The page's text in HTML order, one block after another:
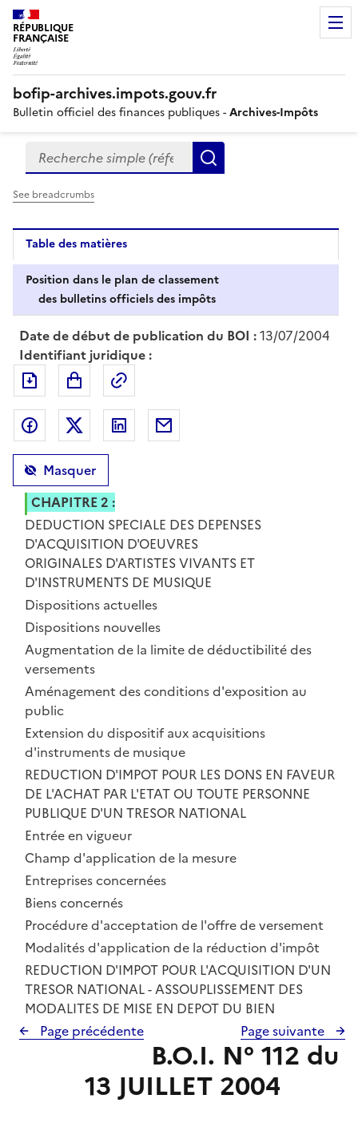
RÉPUBLIQUE
FRANÇAISE
bofip-archives.impots.gouv.fr
Bulletin officiel des finances publiques -Archives-Impôts
Formulaire
de
recherche
Recherche simple (références, mots clés, partie du
See breadcrumbs
Table des matières
Position dans le plan de classement
des bulletins officiels des impôts
Date de début de publication du BOI :13/07/2004
Identifiant juridique :
Exporter le document au format pdf
Partager sur Facebook
Partager sur Twitter
Partager sur LinkedIn
Masquer
CHAPITRE 2 :
DEDUCTION SPECIALE DES DEPENSES
D'ACQUISITION D'OEUVRES
ORIGINALES D'ARTISTES VIVANTS ET
D'INSTRUMENTS DE MUSIQUE
Section 1 :
Dispositions actuelles
Section 2 :
Dispositions nouvelles
Sous-section 1 :
Augmentation de la limite de déductibilité des
versements
Sous-section 2 :
Aménagement des conditions d'exposition au
public
Sous-section 3 :
Extension du dispositif aux acquisitions
d'instruments de musique
CHAPITRE 3 :
REDUCTION D'IMPOT POUR LES DONS EN FAVEUR
DE L'ACHAT PAR L'ETAT OU TOUTE PERSONNE
PUBLIQUE D'UN TRESOR NATIONAL
Section 1 :
Entrée en vigueur
Section 2 :
Champ d'application de la mesure
Sous-section 1 :
Entreprises concernées
Sous-section 2 :
Biens concernés
Section 3 :
Procédure d'acceptation de l'offre de versement
Section 4 :
Modalités d'application de la réduction d'impôt
CHAPITRE 4 :
REDUCTION D'IMPOT POUR L'ACQUISITION D'UN
TRESOR NATIONAL - ASSOUPLISSEMENT DES
MODALITES DE MISE EN DEPOT DU BIEN
Page précédente
Page suivante
B.O.I. N° 112 du
13 JUILLET 2004